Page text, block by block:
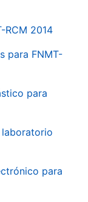
RCM 2014
para FNMT-
para
para